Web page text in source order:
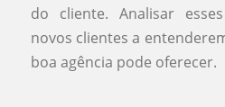
do cliente. Analisar
novos clientes a
boa agência pode oferecer.